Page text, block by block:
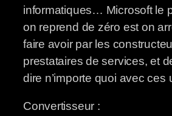
informatiques… Microsoft le
on reprend de zéro est on
faire avoir par les
prestataires de services, et
dire n’importe quoi avec ces
Convertisseur :